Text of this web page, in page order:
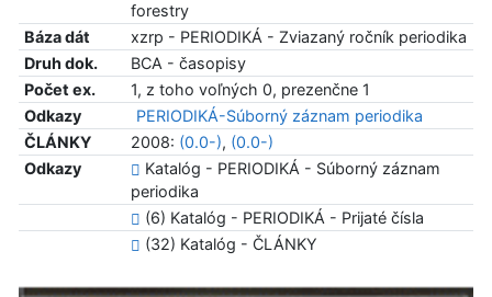
forestry
Báza dát
xzrp - PERIODIKÁ - Zviazaný ročník periodika
Druh dok.
BCA - časopisy
Počet ex.
1, z toho voľných 0, prezenčne 1
Odkazy
PERIODIKÁ-Súborný záznam periodika
ČLÁNKY
2008: (0.0-), (0.0-)
Odkazy
Katalóg - PERIODIKÁ - Súborný záznam
periodika
(6) Katalóg - PERIODIKÁ - Prijaté čísla
(32) Katalóg - ČLÁNKY